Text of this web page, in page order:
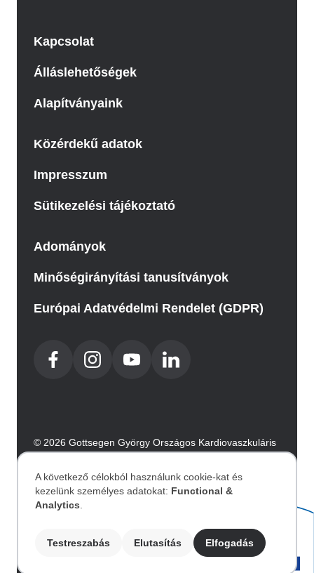
Kapcsolat
Álláslehetőségek
Alapítványaink
Közérdekű adatok
Impresszum
Sütikezelési tájékoztató
Adományok
Minőségirányítási tanusítványok
Európai Adatvédelmi Rendelet (GDPR)
© 2026 Gottsegen György Országos Kardiovaszkuláris
Intézet. Minden jog fenntartva.
Image
Személyes
adatok
A következő célokból használunk cookie-kat és
kezelünk személyes adatokat: Functional &
Analytics
Testreszabás Elutasítás Elfogadás